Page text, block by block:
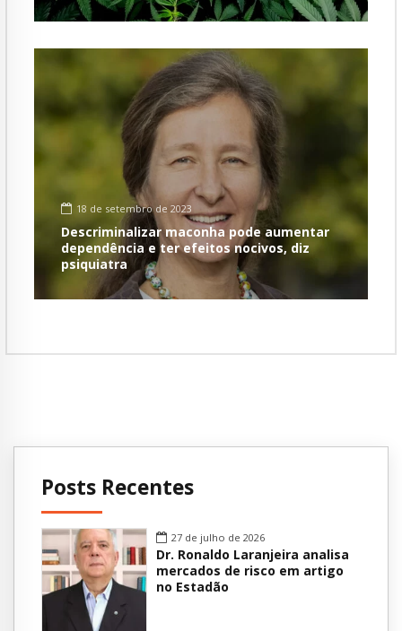
18 de setembro de 2023
Descriminalizar maconha pode aumentar
dependência e ter efeitos nocivos, diz
psiquiatra
Posts Recentes
27 de julho de 2026
Dr. Ronaldo Laranjeira analisa
mercados de risco em artigo
no Estadão